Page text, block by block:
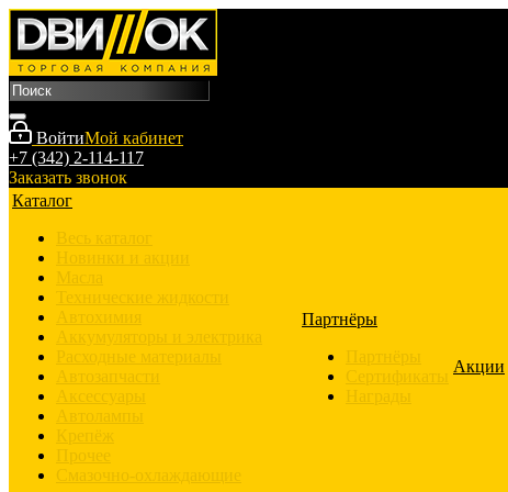
ВойтиМой кабинет
+7 (342) 2-114-117
Заказать звонок
Каталог
Весь каталог
Новинки и акции
Масла
Технические жидкости
Автохимия
Аккумуляторы и электрика
Расходные материалы
Автозапчасти
Аксессуары
Автолампы
Крепёж
Прочее
Смазочно-охлаждающие
Партнёры
Партнёры
Сертификаты
Награды
Акции